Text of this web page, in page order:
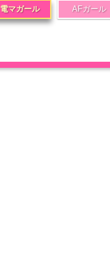
電マガール AFガール